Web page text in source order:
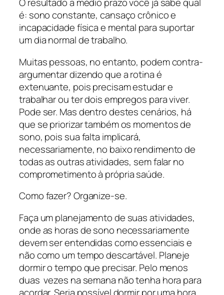
O resultado a médio prazo você já sabe qual
é: sono constante, cansaço crônico e
incapacidade física e mental para suportar
um dia normal de trabalho.
Muitas pessoas, no entanto, podem contra-
argumentar dizendo que a rotina é
extenuante, pois precisam estudar e
trabalhar ou ter dois empregos para viver.
Pode ser. Mas dentro destes cenários, há
que se priorizar também os momentos de
sono, pois sua falta implicará,
necessariamente, no baixo rendimento de
todas as outras atividades, sem falar no
comprometimento à própria saúde.
Como fazer? Organize-se.
Faça um planejamento de suas atividades,
onde as horas de sono necessariamente
devem ser entendidas como essenciais e
não como um tempo descartável. Planeje
dormir o tempo que precisar. Pelo menos
duas vezes na semana não tenha hora para